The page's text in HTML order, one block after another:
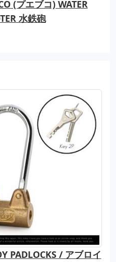
(プエブコ) WATER
水鉄砲
PADLOCKS / アブロイ